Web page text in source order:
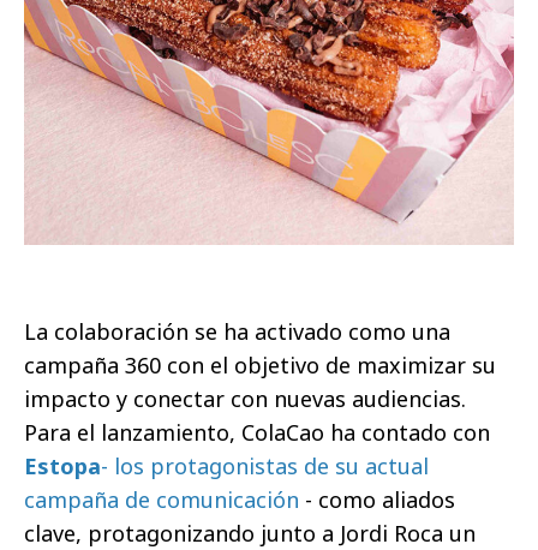
La colaboración se ha activado como una
campaña 360 con el objetivo de maximizar su
impacto y conectar con nuevas audiencias.
Para el lanzamiento, ColaCao ha contado con
Estopa- los protagonistas de su actual
campaña de comunicación - como aliados
clave, protagonizando junto a Jordi Roca un